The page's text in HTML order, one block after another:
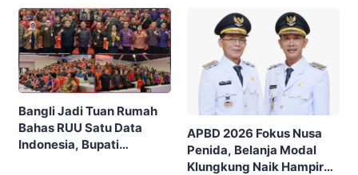
Bangli Jadi Tuan Rumah
Bahas RUU Satu Data
Indonesia, Bupati
APBD 2026 Fokus Nusa
Penida, Belanja Modal
Klungkung Naik Hampir